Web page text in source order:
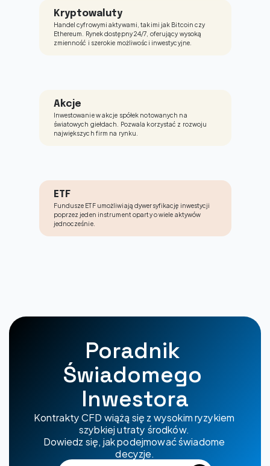
Kryptowaluty
Handel cyfrowymi aktywami, takimi jak Bitcoin czy
Ethereum. Rynek dostępny 24/7, oferujący wysoką
zmienność i szerokie możliwości inwestycyjne.
Akcje
Inwestowanie w akcje spółek notowanych na
światowych giełdach. Pozwala korzystać z rozwoju
największych firm na rynku.
ETF
Fundusze ETF umożliwiają dywersyfikację inwestycji
poprzez jeden instrument oparty o wiele aktywów
jednocześnie.
Poradnik
Świadomego
Inwestora
Kontrakty CFD wiążą się z wysokim ryzykiem
szybkiej utraty środków.
Dowiedz się, jak podejmować świadome
decyzje.